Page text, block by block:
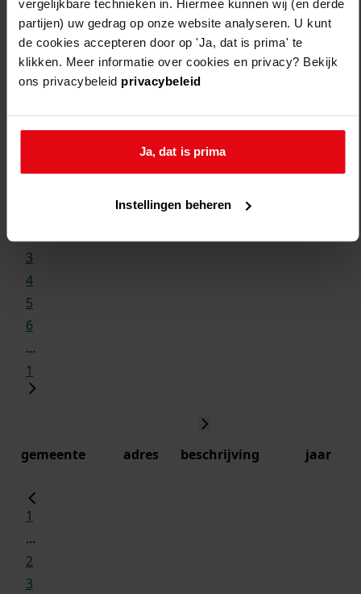
vergelijkbare technieken in. Hiermee kunnen wij (en derde
partijen) uw gedrag op onze website analyseren. U kunt
de cookies accepteren door op 'Ja, dat is prima' te
klikken. Meer informatie over cookies en privacy? Bekijk
ons privacybeleid privacybeleid
Ja, dat is prima
Instellingen beheren
3
4
5
6
...
1
gemeente adres beschrijving jaar
1
...
2
3